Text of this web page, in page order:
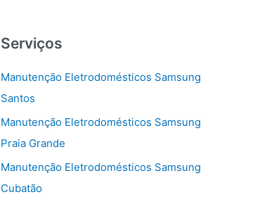
Serviços
Manutenção Eletrodomésticos Samsung
Santos
Manutenção Eletrodomésticos Samsung
Praia Grande
Manutenção Eletrodomésticos Samsung
Cubatão